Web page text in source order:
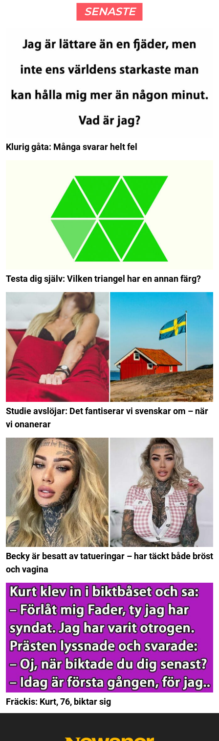
SENASTE
Klurig gåta: Många svarar helt fel
Testa dig själv: Vilken triangel har en annan färg?
Studie avslöjar: Det fantiserar vi svenskar om – när
vi onanerar
Becky är besatt av tatueringar – har täckt både bröst
och vagina
Fräckis: Kurt, 76, biktar sig